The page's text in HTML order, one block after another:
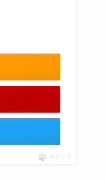
ポチップ